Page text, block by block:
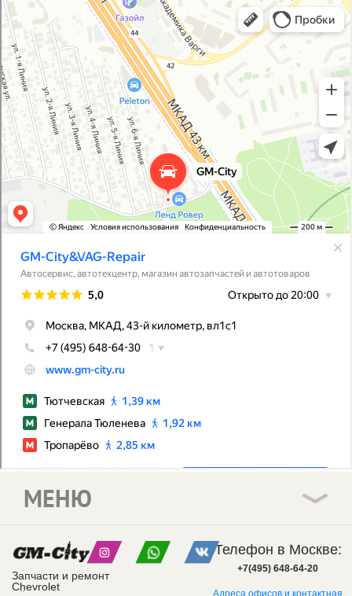
GM-City&VAG-Repair
Автосервис, автотехцентр в Москве
Магазин автозапчастей и автотоваров в Москве
Запчасти и ремонт
Chevrolet
МЕНЮ
Телефон в Москве:
+7(495) 648-64-20
Адреса офисов и контактная